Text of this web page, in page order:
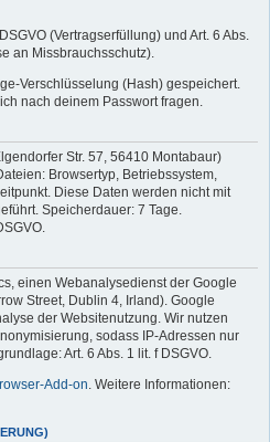
(Vertragserfüllung) und Art. 6 Abs.
an Missbrauchsschutz).
Verschlüsselung (Hash) gespeichert.
nach deinem Passwort fragen.
Str. 57, 56410 Montabaur)
Browsertyp, Betriebssystem,
Diese Daten werden nicht mit
Speicherdauer: 7 Tage.
einen Webanalysedienst der Google
Street, Dublin 4, Irland). Google
der Websitenutzung. Wir nutzen
sodass IP-Adressen nur
Art. 6 Abs. 1 lit. f DSGVO.
Add-on. Weitere Informationen: